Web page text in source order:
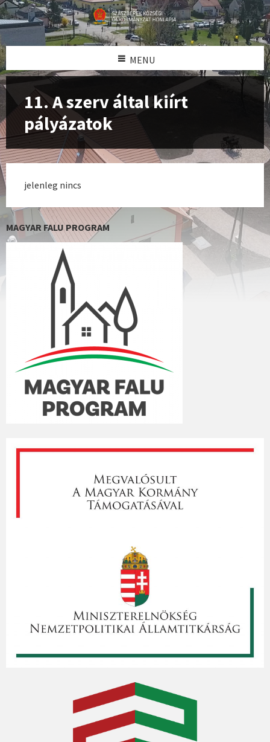
MENU
11. A szerv által kiírt
pályázatok
jelenleg nincs
MAGYAR FALU PROGRAM